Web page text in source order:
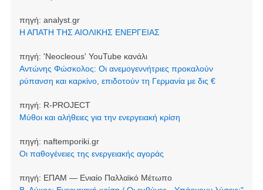
πηγή: analyst.gr
Η ΑΠΑΤΗ ΤΗΣ ΑΙΟΛΙΚΗΣ ΕΝΕΡΓΕΙΑΣ
πηγή: 'Neocleοus' YouTube κανάλι
Αντώνης Φώσκολος: Οι ανεμογεννήτριες προκαλούν
ρύπανση και καρκίνο, επιδοτούν τη Γερμανία με δις €
πηγή: R-PROJECT
Μύθοι και αλήθειες για την ενεργειακή κρίση
πηγή: naftemporiki.gr
Οι παθογένειες της ενεργειακής αγοράς
πηγή: ΕΠΑΜ — Ενιαίο Παλλαϊκό Μέτωπο